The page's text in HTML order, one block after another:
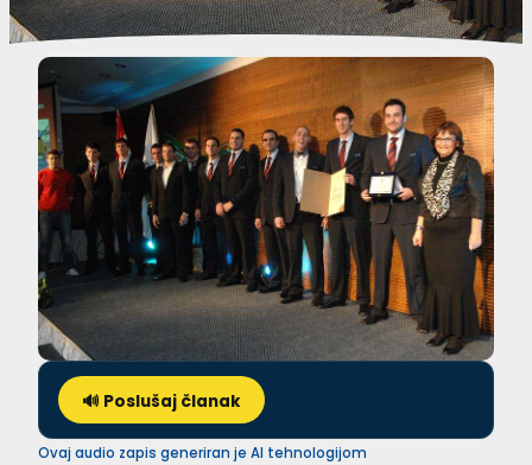
🔊 Poslušaj članak
Ovaj audio zapis generiran je AI tehnologijom